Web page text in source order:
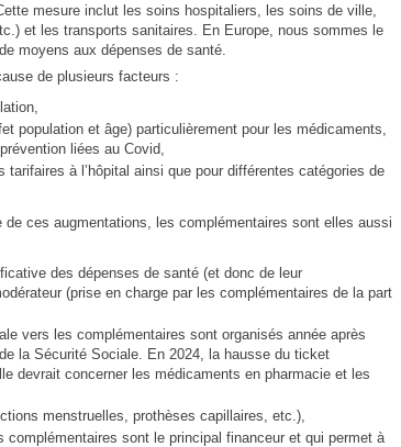
mesure inclut les soins hospitaliers, les soins de ville,
et les transports sanitaires. En Europe, nous sommes le
moyens aux dépenses de santé.
de plusieurs facteurs :
population et âge) particulièrement pour les médicaments,
liées au Covid,
tarifaires à l’hôpital ainsi que pour différentes catégories de
de ces augmentations, les complémentaires sont elles aussi
des dépenses de santé (et donc de leur
(prise en charge par les complémentaires de la part
vers les complémentaires sont organisés année après
la Sécurité Sociale. En 2024, la hausse du ticket
devrait concerner les médicaments en pharmacie et les
menstruelles, prothèses capillaires, etc.),
complémentaires sont le principal financeur et qui permet à